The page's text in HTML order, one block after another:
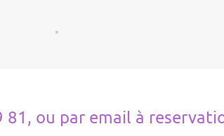
ou par email à